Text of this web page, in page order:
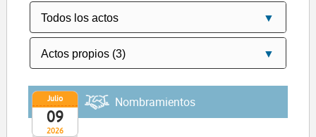
2026
Julio
09
Nombramientos